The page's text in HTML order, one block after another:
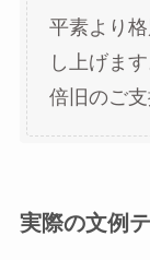
平素より
し上げま
倍旧のご
実際の文例